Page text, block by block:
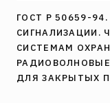
ГОСТ Р 50659-
СИГНАЛИЗАЦИИ.
СИСТЕМАМ
ДЛЯ ЗАКРЫТЫХ